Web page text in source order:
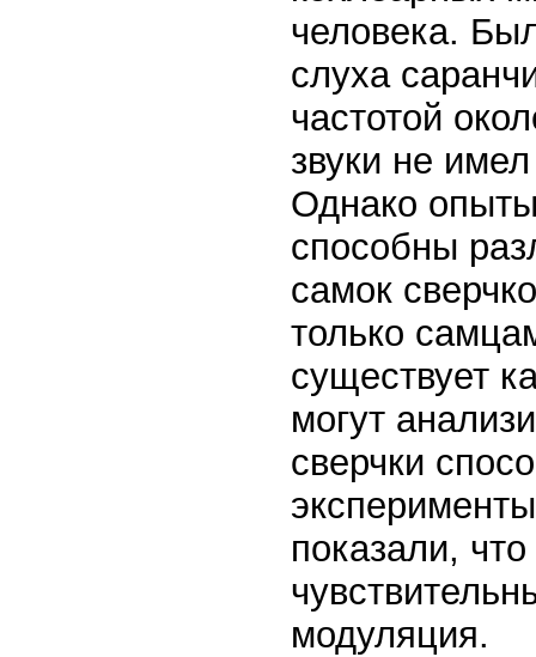
человека.
слуха
частотой
звуки не
Однако
способны
самок
только
существует
могут
сверчки
показали,
модуляция.